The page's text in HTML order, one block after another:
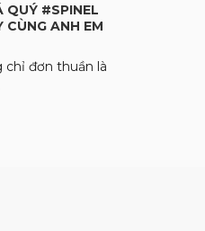
QUÝ #SPINEL
ANH EM
chỉ đơn thuần là